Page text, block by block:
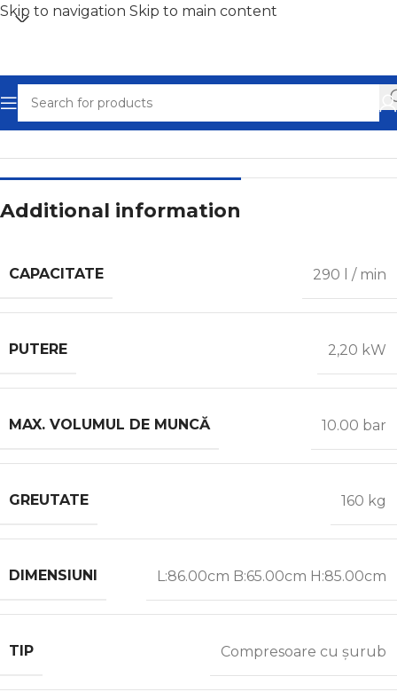
Skip to navigation Skip to main content
Home/Compresoare cu șurub
Additional information
CAPACITATE 290 l / min
PUTERE 2,20 kW
MAX. VOLUMUL DE MUNCĂ 10.00 bar
GREUTATE 160 kg
DIMENSIUNI L:86.00cm B:65.00cm H:85.00cm
TIP Compresoare cu șurub